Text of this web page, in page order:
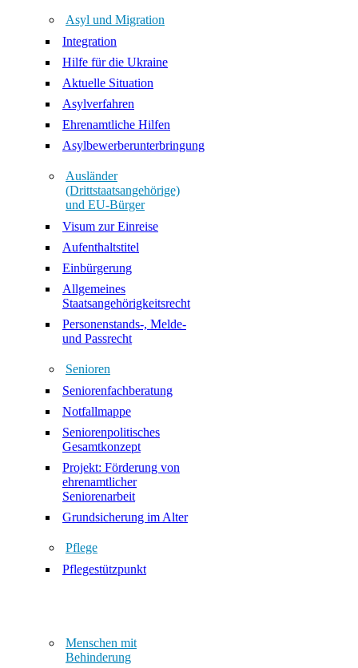
Asyl und Migration
Integration
Hilfe für die Ukraine
Aktuelle Situation
Asylverfahren
Ehrenamtliche Hilfen
Asylbewerberunterbringung
Ausländer
(Drittstaatsangehörige)
und EU-Bürger
Visum zur Einreise
Aufenthaltstitel
Einbürgerung
Allgemeines
Staatsangehörigkeitsrecht
Personenstands-, Melde-
und Passrecht
Senioren
Seniorenfachberatung
Notfallmappe
Seniorenpolitisches
Gesamtkonzept
Projekt: Förderung von
ehrenamtlicher
Seniorenarbeit
Grundsicherung im Alter
Pflege
Pflegestützpunkt
Menschen mit
Behinderung